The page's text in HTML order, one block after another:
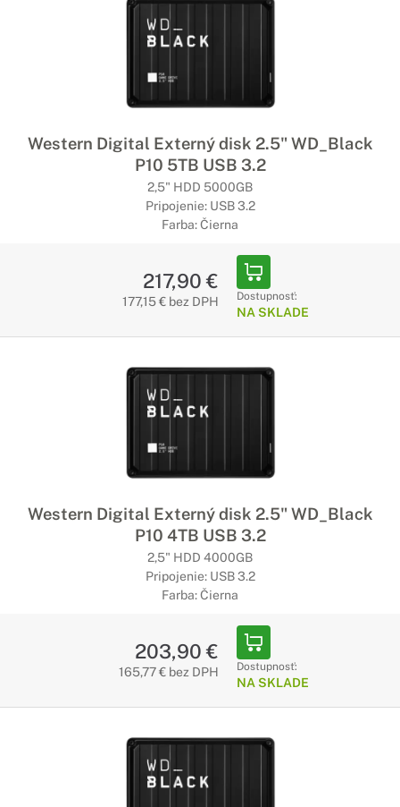
Western Digital Externý disk 2.5" WD_Black
P10 5TB USB 3.2
2,5" HDD 5000GB
Pripojenie: USB 3.2
Farba: Čierna
217,90 €
177,15 € bez DPH Dostupnosť:
NA SKLADE
Western Digital Externý disk 2.5" WD_Black
P10 4TB USB 3.2
2,5" HDD 4000GB
Pripojenie: USB 3.2
Farba: Čierna
203,90 €
165,77 € bez DPH Dostupnosť:
NA SKLADE